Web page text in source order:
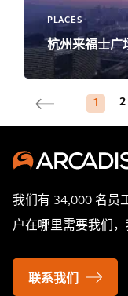
PLACES
杭州来福士广
1 2
我们有 34,000 名员
户在哪里需要我们，
联系我们